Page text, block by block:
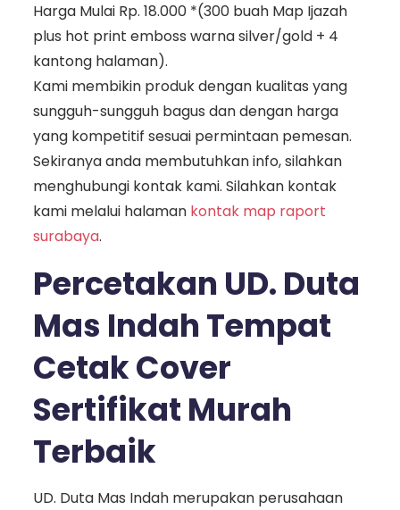
Harga Mulai Rp. 18.000 *(300 buah Map Ijazah
plus hot print emboss warna silver/gold + 4
kantong halaman).
Kami membikin produk dengan kualitas yang
sungguh-sungguh bagus dan dengan harga
yang kompetitif sesuai permintaan pemesan.
Sekiranya anda membutuhkan info, silahkan
menghubungi kontak kami. Silahkan kontak
kami melalui halaman kontak map raport
surabaya.
Percetakan UD. Duta
Mas Indah Tempat
Cetak Cover
Sertifikat Murah
Terbaik
UD. Duta Mas Indah merupakan perusahaan